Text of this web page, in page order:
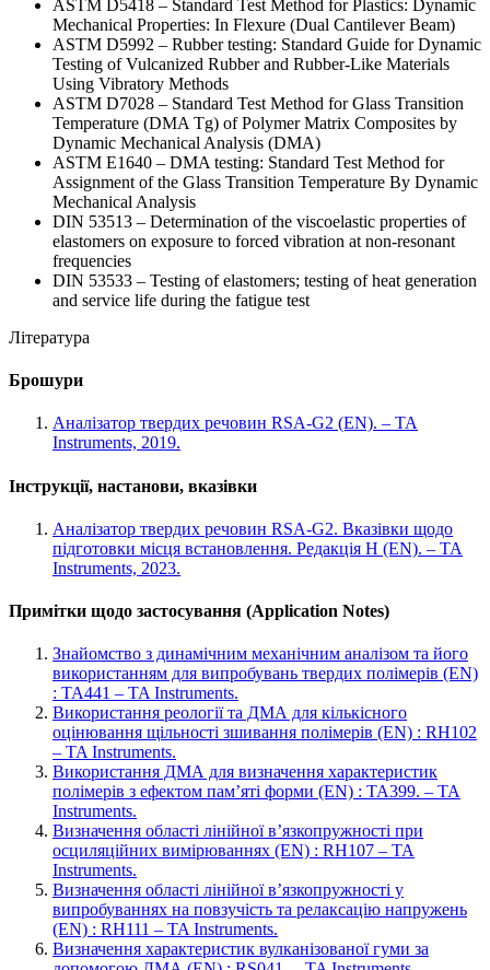
ASTM D5418 – Standard Test Method for Plastics: Dynamic
Mechanical Properties: In Flexure (Dual Cantilever Beam)
ASTM D5992 – Rubber testing: Standard Guide for Dynamic
Testing of Vulcanized Rubber and Rubber-Like Materials
Using Vibratory Methods
ASTM D7028 – Standard Test Method for Glass Transition
Temperature (DMA Tg) of Polymer Matrix Composites by
Dynamic Mechanical Analysis (DMA)
ASTM E1640 – DMA testing: Standard Test Method for
Assignment of the Glass Transition Temperature By Dynamic
Mechanical Analysis
DIN 53513 – Determination of the viscoelastic properties of
elastomers on exposure to forced vibration at non-resonant
frequencies
DIN 53533 – Testing of elastomers; testing of heat generation
and service life during the fatigue test
Література
Брошури
Аналізатор твердих речовин RSA-G2 (EN). – TA
Instruments, 2019.
Інструкції, настанови, вказівки
Аналізатор твердих речовин RSA-G2. Вказівки щодо
підготовки місця встановлення. Редакція H (EN). – TA
Instruments, 2023.
Примітки щодо застосування (Application Notes)
Знайомство з динамічним механічним аналізом та його
використанням для випробувань твердих полімерів (EN)
: TA441 – TA Instruments.
Використання реології та ДМА для кількісного
оцінювання щільності зшивання полімерів (EN) : RH102
– TA Instruments.
Використання ДМА для визначення характеристик
полімерів з ефектом пам’яті форми (EN) : TA399. – TA
Instruments.
Визначення області лінійної в’язкопружності при
осциляційних вимірюваннях (EN) : RH107 – TA
Instruments.
Визначення області лінійної в’язкопружності у
випробуваннях на повзучість та релаксацію напружень
(EN) : RH111 – TA Instruments.
Визначення характеристик вулканізованої гуми за